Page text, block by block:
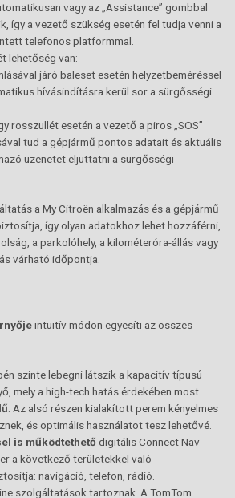
vagy az „Assistance” gombbal
így a vezető szükség esetén fel tudja venni a
telefonos platformmal.
lehetőség van:
járó baleset esetén helyzetbeméréssel
hívásindításra kerül sor a sürgősségi
rosszullét esetén a vezető a piros „SOS”
tud a gépjármű pontos adatait és aktuális
üzenetet eljuttatni a sürgősségi
a My Citroën alkalmazás és a gépjármű
így olyan adatokhoz lehet hozzáférni,
a parkolóhely, a kilométeróra-állás vagy
várható időpontja.
intuitív módon egyesíti az összes
szinte lebegni látszik a kapacitív típusú
mely a high-tech hatás érdekében most
. Az alsó részen kialakított perem kényelmes
és optimális használatot tesz lehetővé.
is működtethetődigitális Connect Nav
a következő területekkel való
navigáció, telefon, rádió.
szolgáltatások tartoznak. A TomTom